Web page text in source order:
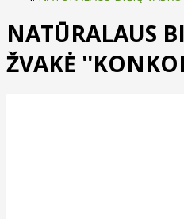
NATŪRALAUS
ŽVAKĖ